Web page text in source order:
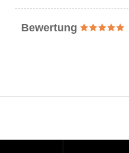
Bewertung